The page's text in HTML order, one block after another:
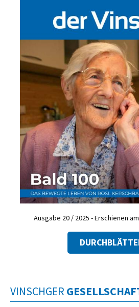
Ausgabe 20 / 2025 - Erschienen
VINSCHGER